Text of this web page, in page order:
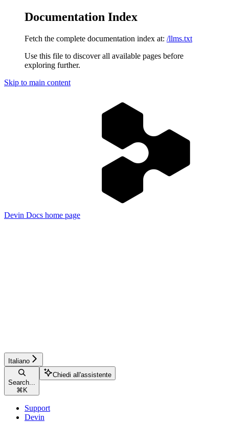
Documentation Index
Fetch the complete documentation index at: /llms.txt
Use this file to discover all available pages before
exploring further.
Skip to main content
Devin Docs home page
Italiano
Search...
⌘ K
Chiedi all'assistente
Support
Devin